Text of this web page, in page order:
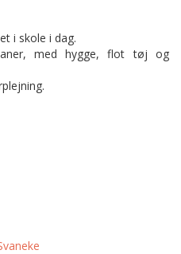
i skole i dag.
med hygge, flot tøj og